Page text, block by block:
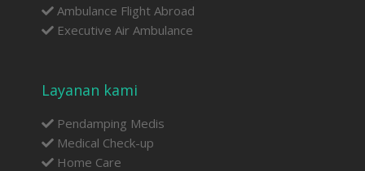
Ambulance Flight Abroad
Executive Air Ambulance
Layanan kami
Pendamping Medis
Medical Check-up
Home Care